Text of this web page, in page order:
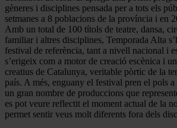
gèneres i disciplines pensada per a tots els
setmanes a 8 poblacions de la província i en
Amb un total de 100 títols de teatre, dansa,
familiar i altres disciplines, Temporada Alta
festival de referència, tant a nivell nacional i
s’erigeix com a motor de creació escènica i
creatius de Catalunya, veritable pòrtic de la
país. A més, enguany el festival pren el pols
un gran nombre de produccions que
es pot veure reflectit el moment actual de la
permet sentir veus molt diferents fora dels